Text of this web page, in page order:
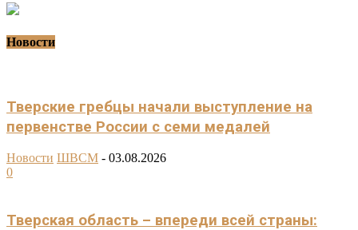
Новости
Тверские гребцы начали выступление на
первенстве России с семи медалей
Новости ШВСМ - 03.08.2026
0
Тверская область – впереди всей страны: